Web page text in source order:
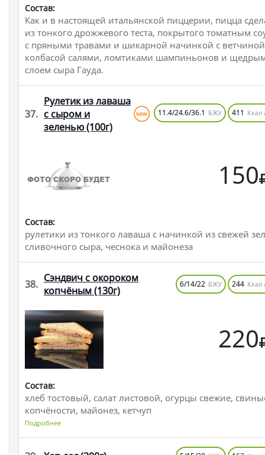
Состав:
Как и в настоящей итальянской пиццерии, пицца
из тонкого дрожжевого теста, покрытого томатным
с пряными травами и шикарной начинкой с
колбасой салями, ломтиками шампиньонов и
слоем сыра Гауда.
37.
Рулетик из лаваша
с сыром и
зеленью(100г)
11.4/24.6/36.1 БЖУ 411 Ккал
150
Состав:
рулетики из тонкого лаваша с начинкой из свежей
сливочного сыра, чеснока и майонеза
38. Сэндвич с окороком
копчёным(130г)
6/14/22 БЖУ 244 Ккал
220
Состав:
хлеб тостовый, салат листовой, огурцы свежие,
копчёности, майонез, кетчуп
Подробнее